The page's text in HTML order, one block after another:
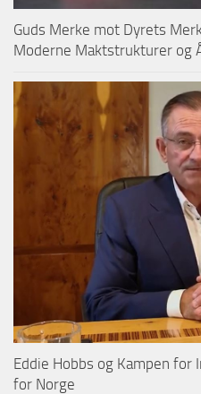
Guds Merke mot Dyrets
Moderne Maktstrukturer og
Eddie Hobbs og Kampen for
for Norge